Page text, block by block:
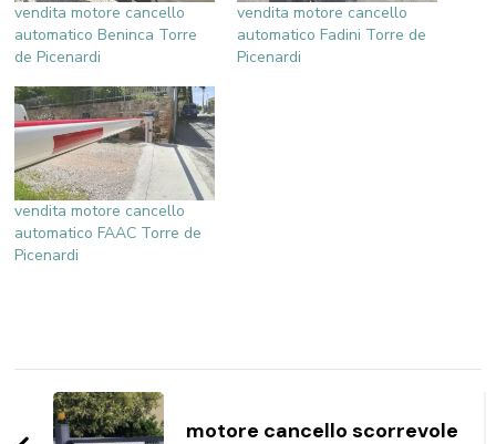
vendita motore cancello
automatico Beninca Torre
de Picenardi
vendita motore cancello
automatico Fadini Torre de
Picenardi
vendita motore cancello
automatico FAAC Torre de
Picenardi
Navigazione
articoli
motore cancello scorrevole